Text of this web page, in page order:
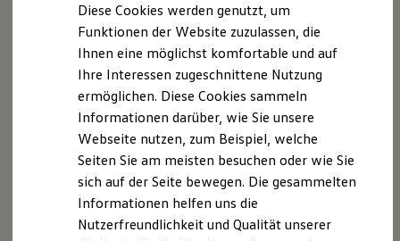
Für Privatkunden
Für Gewerbekunden
Leasing
Für Privatkunden
Für Gewerbekunden
Versicherungen & Garantien
Garantien
Kfz-Versicherung für Nutzfahrzeuge
Restschuldversicherung
Wartungsverträge
Besitzer & Service
Reparatur & Service
Sommer-Special
Reparatur, Pflege & Inspektion
Servicetermin anfragen
Friedrich-Ebert-Str. 66
85055 Ingolstadt
Telefonnummer: 0841-954600
Faxnummer: 0841-920806
E-Mail:service@ah-diekow.de
Umsatzst.-ID-Nr.: DE152925372
Diese Cookies werden genutzt, um
Funktionen der Website zuzulassen, die
Ihnen eine möglichst komfortable und auf
Ihre Interessen zugeschnittene Nutzung
ermöglichen. Diese Cookies sammeln
Informationen darüber, wie Sie unsere
Webseite nutzen, zum Beispiel, welche
Seiten Sie am meisten besuchen oder wie Sie
sich auf der Seite bewegen. Die gesammelten
Informationen helfen uns die
Nutzerfreundlichkeit und Qualität unserer